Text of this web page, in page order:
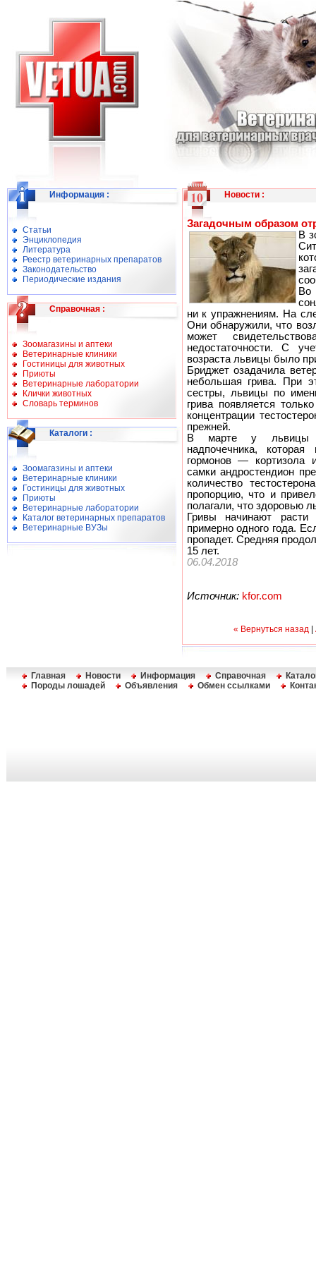
Информация :
Статьи
Энциклопедия
Литература
Реестр ветеринарных препаратов
Законодательство
Периодические издания
Справочная :
Зоомагазины и аптеки
Ветеринарные клиники
Гостиницы для животных
Приюты
Ветеринарные лаборатории
Клички животных
Словарь терминов
Каталоги :
Зоомагазины и аптеки
Ветеринарные клиники
Гостиницы для животных
Приюты
Ветеринарные лаборатории
Каталог ветеринарных препаратов
Ветеринарные ВУЗы
Новости:
Загадочным образом
В
Во
ни к упражнениям. На
Они обнаружили, что
может
недостаточности. С
возраста львицы было
Бриджет озадачила
небольшая грива. При
сестры, львицы по
грива появляется
концентрации
прежней.
В марте у львицы
надпочечника,
гормонов — кортизола
самки андростендион
количество
пропорцию, что и
полагали, что здоровью
Гривы начинают расти
примерно одного года.
пропадет. Средняя
15 лет.
06.04.2018
Источник: kfor.com
« Вернуться назад
Главная Новости Информация Справочная
Породы лошадей
Объявления Обмен ссылками